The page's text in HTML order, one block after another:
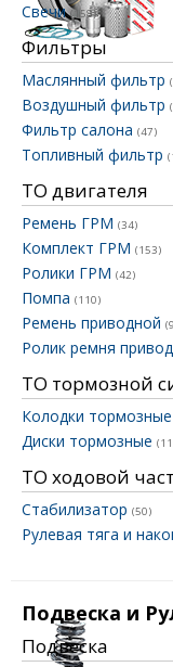
Свечи(158)
Фильтры
Маслянный фильтр
Воздушный фильтр
Фильтр салона (47)
Топливный фильтр
ТО двигателя
Ремень ГРМ (34)
Комплект ГРМ (153)
Ролики ГРМ (42)
Помпа (110)
Ремень приводной
Ролик ремня
ТО тормозной
Колодки тормозные
Диски тормозные
ТО ходовой
Стабилизатор (50)
Рулевая тяга и
Подвеска и
Подвеска